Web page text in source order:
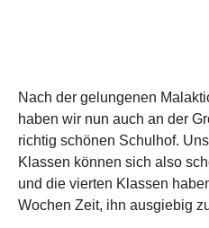
Nach der gelungenen
haben wir nun auch an der
richtig schönen Schulhof.
Klassen können sich also
und die vierten Klassen
Wochen Zeit, ihn ausgiebig